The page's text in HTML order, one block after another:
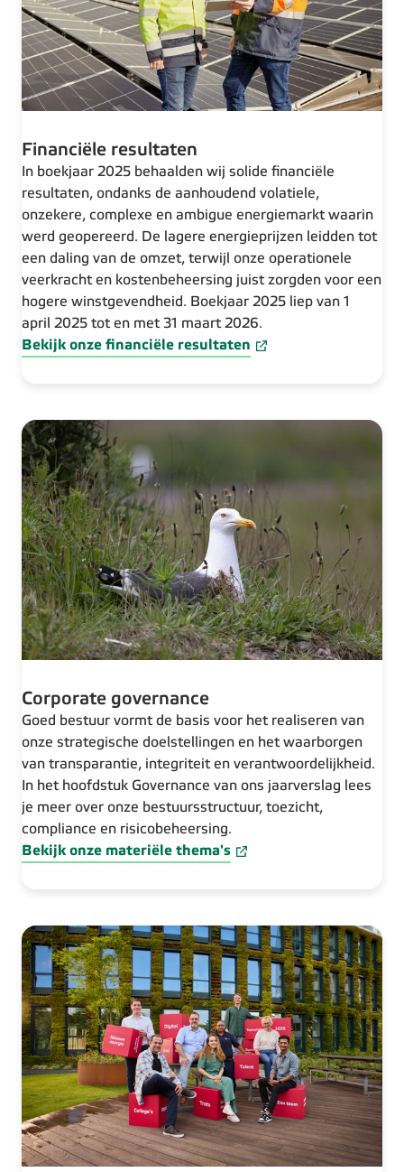
Financiële resultaten
In boekjaar 2025 behaalden wij solide financiële
resultaten, ondanks de aanhoudend volatiele,
onzekere, complexe en ambigue energiemarkt waarin
werd geopereerd. De lagere energieprijzen leidden tot
een daling van de omzet, terwijl onze operationele
veerkracht en kostenbeheersing juist zorgden voor een
hogere winstgevendheid. Boekjaar 2025 liep van 1
april 2025 tot en met 31 maart 2026.
Bekijk onze financiële resultaten
Corporate governance
Goed bestuur vormt de basis voor het realiseren van
onze strategische doelstellingen en het waarborgen
van transparantie, integriteit en verantwoordelijkheid.
In het hoofdstuk Governance van ons jaarverslag lees
je meer over onze bestuursstructuur, toezicht,
compliance en risicobeheersing.
Bekijk onze materiële thema's